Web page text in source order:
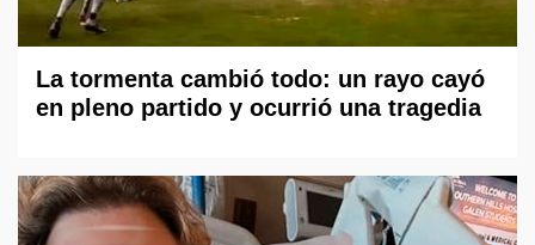
La tormenta cambió todo: un rayo cayó
en pleno partido y ocurrió una tragedia